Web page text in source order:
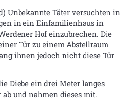
Unbekannte Täter versuchten in
in ein Einfamilienhaus in
Hof einzubrechen. Die
Tür zu einem Abstellraum
ihnen jedoch nicht diese Tür
Diebe ein drei Meter langes
und nahmen dieses mit.